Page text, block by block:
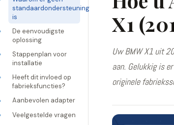
standaardondersteuning
is
De eenvoudigste
oplossing
Stappenplan voor
installatie
Heeft dit invloed op
fabrieksfuncties?
Aanbevolen adapter
Veelgestelde vragen
X1
Uw BMW X1 uit
aan. Gelukkig is
originele